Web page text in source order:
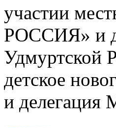
участии
РОССИЯ» и
Удмуртской
детское
и делегация